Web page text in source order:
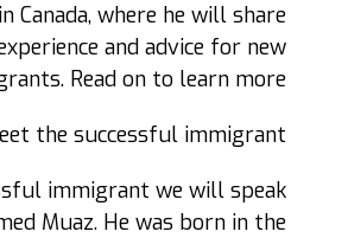
Canada, where he will share
and advice for new
Read on to learn more!
the successful immigrant:
immigrant we will speak
Muaz. He was born in the